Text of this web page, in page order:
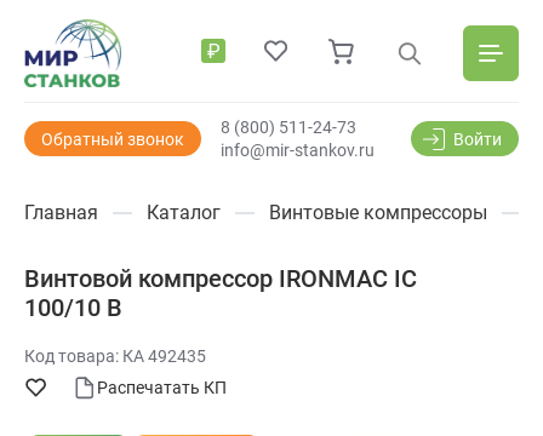
₽
Обратный звонок
info@mir-stankov.ru
8 (800) 511-24-73
Войти
Главная Каталог Винтовые компрессоры
Винтовой компрессор IRONMAC IC
100/10 B
Код товара: КА 492435
Распечатать КП